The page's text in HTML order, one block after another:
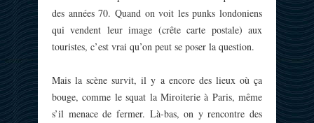
des années 70. Quand on voit les punks londoniens
qui vendent leur image (crête carte postale) aux
touristes, c’est vrai qu’on peut se poser la question.
Mais la scène survit, il y a encore des lieux où ça
bouge, comme le squat la Miroiterie à Paris, même
s’il menace de fermer. Là-bas, on y rencontre des